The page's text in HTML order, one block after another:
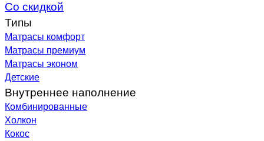
Со скидкой
Типы
Матрасы комфорт
Матрасы премиум
Матрасы эконом
Детские
Внутреннее наполнение
Комбинированные
Холкон
Кокос